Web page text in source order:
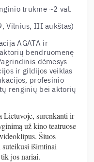
trukmė ~2 val.
Vilnius, III aukštas)
AGATA ir
bendruomenę
dėmesys
ir gildijos veiklas
profesinio
renginių bei aktorių
Lietuvoje, surenkanti ir
už kino teatruose
Šiuos
išimtinai
jos nariai.